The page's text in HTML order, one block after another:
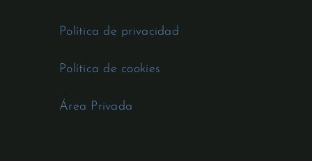
Política de privacidad
Política de cookies
Área Privada